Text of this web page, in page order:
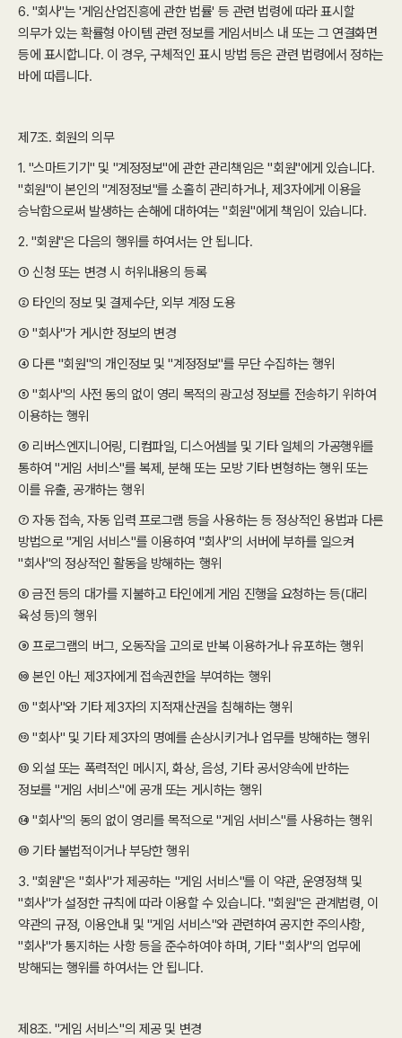
6. "회사"는 '게임산업진흥에 관한 법률' 등 관련 법령에 따라 표시할
의무가 있는 확률형 아이템 관련 정보를 게임서비스 내 또는 그 연결화면
등에 표시합니다. 이 경우, 구체적인 표시 방법 등은 관련 법령에서 정하는
바에 따릅니다.
제7조. 회원의 의무
1. "스마트기기" 및 "계정정보"에 관한 관리책임은 "회원"에게 있습니다.
"회원"이 본인의 "계정정보"를 소홀히 관리하거나, 제3자에게 이용을
승낙함으로써 발생하는 손해에 대하여는 "회원"에게 책임이 있습니다.
2. "회원"은 다음의 행위를 하여서는 안 됩니다.
① 신청 또는 변경 시 허위내용의 등록
② 타인의 정보 및 결제수단, 외부 계정 도용
③ "회사"가 게시한 정보의 변경
④ 다른 "회원"의 개인정보 및 "계정정보"를 무단 수집하는 행위
⑤ "회사"의 사전 동의 없이 영리 목적의 광고성 정보를 전송하기 위하여
이용하는 행위
⑥ 리버스엔지니어링, 디컴파일, 디스어셈블 및 기타 일체의 가공행위를
통하여 "게임 서비스"를 복제, 분해 또는 모방 기타 변형하는 행위 또는
이를 유출, 공개하는 행위
⑦ 자동 접속, 자동 입력 프로그램 등을 사용하는 등 정상적인 용법과 다른
방법으로 "게임 서비스"를 이용하여 "회사"의 서버에 부하를 일으켜
"회사"의 정상적인 활동을 방해하는 행위
⑧ 금전 등의 대가를 지불하고 타인에게 게임 진행을 요청하는 등(대리
육성 등)의 행위
⑨ 프로그램의 버그, 오동작을 고의로 반복 이용하거나 유포하는 행위
⑩ 본인 아닌 제3자에게 접속권한을 부여하는 행위
⑪ "회사"와 기타 제3자의 지적재산권을 침해하는 행위
⑫ "회사" 및 기타 제3자의 명예를 손상시키거나 업무를 방해하는 행위
⑬ 외설 또는 폭력적인 메시지, 화상, 음성, 기타 공서양속에 반하는
정보를 "게임 서비스"에 공개 또는 게시하는 행위
⑭ "회사"의 동의 없이 영리를 목적으로 "게임 서비스"를 사용하는 행위
⑮ 기타 불법적이거나 부당한 행위
3. "회원"은 "회사"가 제공하는 "게임 서비스"를 이 약관, 운영정책 및
"회사"가 설정한 규칙에 따라 이용할 수 있습니다. "회원"은 관계법령, 이
약관의 규정, 이용안내 및 "게임 서비스"와 관련하여 공지한 주의사항,
"회사"가 통지하는 사항 등을 준수하여야 하며, 기타 "회사"의 업무에
방해되는 행위를 하여서는 안 됩니다.
제8조. "게임 서비스"의 제공 및 변경